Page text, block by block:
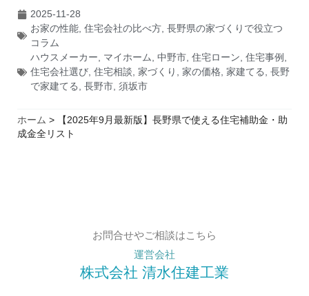
2025-11-28
お家の性能 住宅会社の比べ方 長野県の家づくりで役立つ
コラム
ハウスメーカー
マイホーム 中野市 住宅ローン 住宅事例
住宅会社選び 住宅相談 家づくり 家の価格 家建てる
長野
で家建てる
長野市 須坂市
ホーム >
【2025年9月最新版】長野県で使える住宅補助金・助
成金全リスト
お問合せやご相談はこちら
運営会社
株式会社 清水住建工業